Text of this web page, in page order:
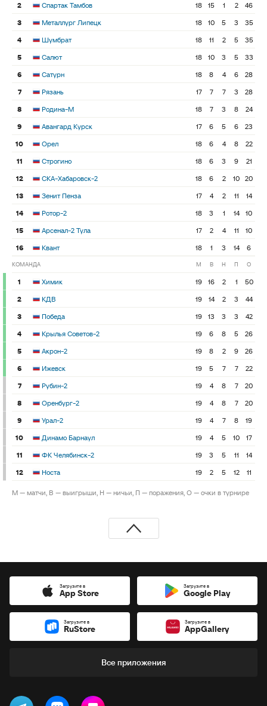
2
Спартак Тамбов 18 15 1 2
46
3
Металлург Липецк 18 10 5 3
35
4
Шумбрат 18 11 2 5
35
5
Салют 18 10 3 5
33
6
Сатурн 18 8 4 6
28
7
Рязань 17 7 7 3
28
8
Родина-М 18 7 3 8
24
9
Авангард Курск 17 6 5 6
23
10
Орел 18 6 4 8
22
11
Строгино 18 6 3 9
21
12
СКА-Хабаровск-2 18 6 2 10 20
13
Зенит Пенза 17 4 2 11
14
14
Ротор-2 18 3 1 14
10
15
Арсенал-2 Тула 17 2 4 11
10
16
Квант 18 1 3 14 6
КОМАНДА М В Н П О
1 Химик 19 16 2 1
50
2
КДВ 19 14 2 3
44
3
Победа 19 13 3 3
42
4
Крылья Советов-2 19 6 8 5
26
5
Акрон-2 19 8 2 9
26
6
Ижевск 19 5 7 7
22
7
Рубин-2 19 4 8 7
20
8
Оренбург-2 19 4 8 7
20
9
Урал-2 19 4 7 8
19
10
Динамо Барнаул 19 4 5 10
17
11
ФК Челябинск-2 19 3 5 11
14
12
Носта 19 2 5 12 11
М — матчи, В — выигрыши, Н — ничьи, П — поражения, О — очки в турнире
Загрузите в
App Store
Загрузите в
Google Play
Загрузите в
RuStore
Загрузите в
AppGallery
Все приложения